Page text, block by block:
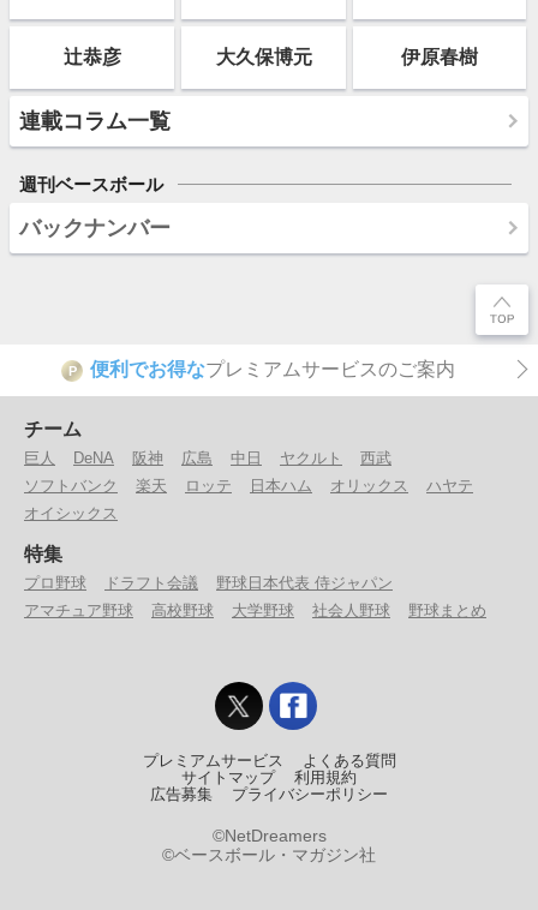
辻恭彦 大久保博元 伊原春樹
連載コラム一覧
週刊ベースボール
バックナンバー
P 便利でお得なプレミアムサービスのご案内
チーム
巨人 DeNA 阪神 広島 中日 ヤクルト
西武
ソフトバンク
楽天 ロッテ 日本ハム オリックス
ハヤテ
オイシックス
特集
プロ野球 ドラフト会議
野球日本代表 侍ジャパン
アマチュア野球
高校野球 大学野球 社会人野球 野球まとめ
プレミアムサービス
よくある質問
サイトマップ
利用規約
広告募集
プライバシーポリシー
©NetDreamers
©ベースボール・マガジン社